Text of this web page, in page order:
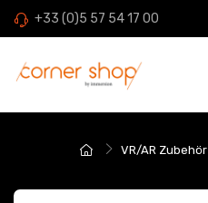
+33 (0)5 57 54 17 00
VR/AR Zubehör